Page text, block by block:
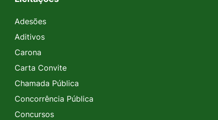
Adesões
Aditivos
Carona
Carta Convite
Chamada Pública
Concorrência Pública
Concursos